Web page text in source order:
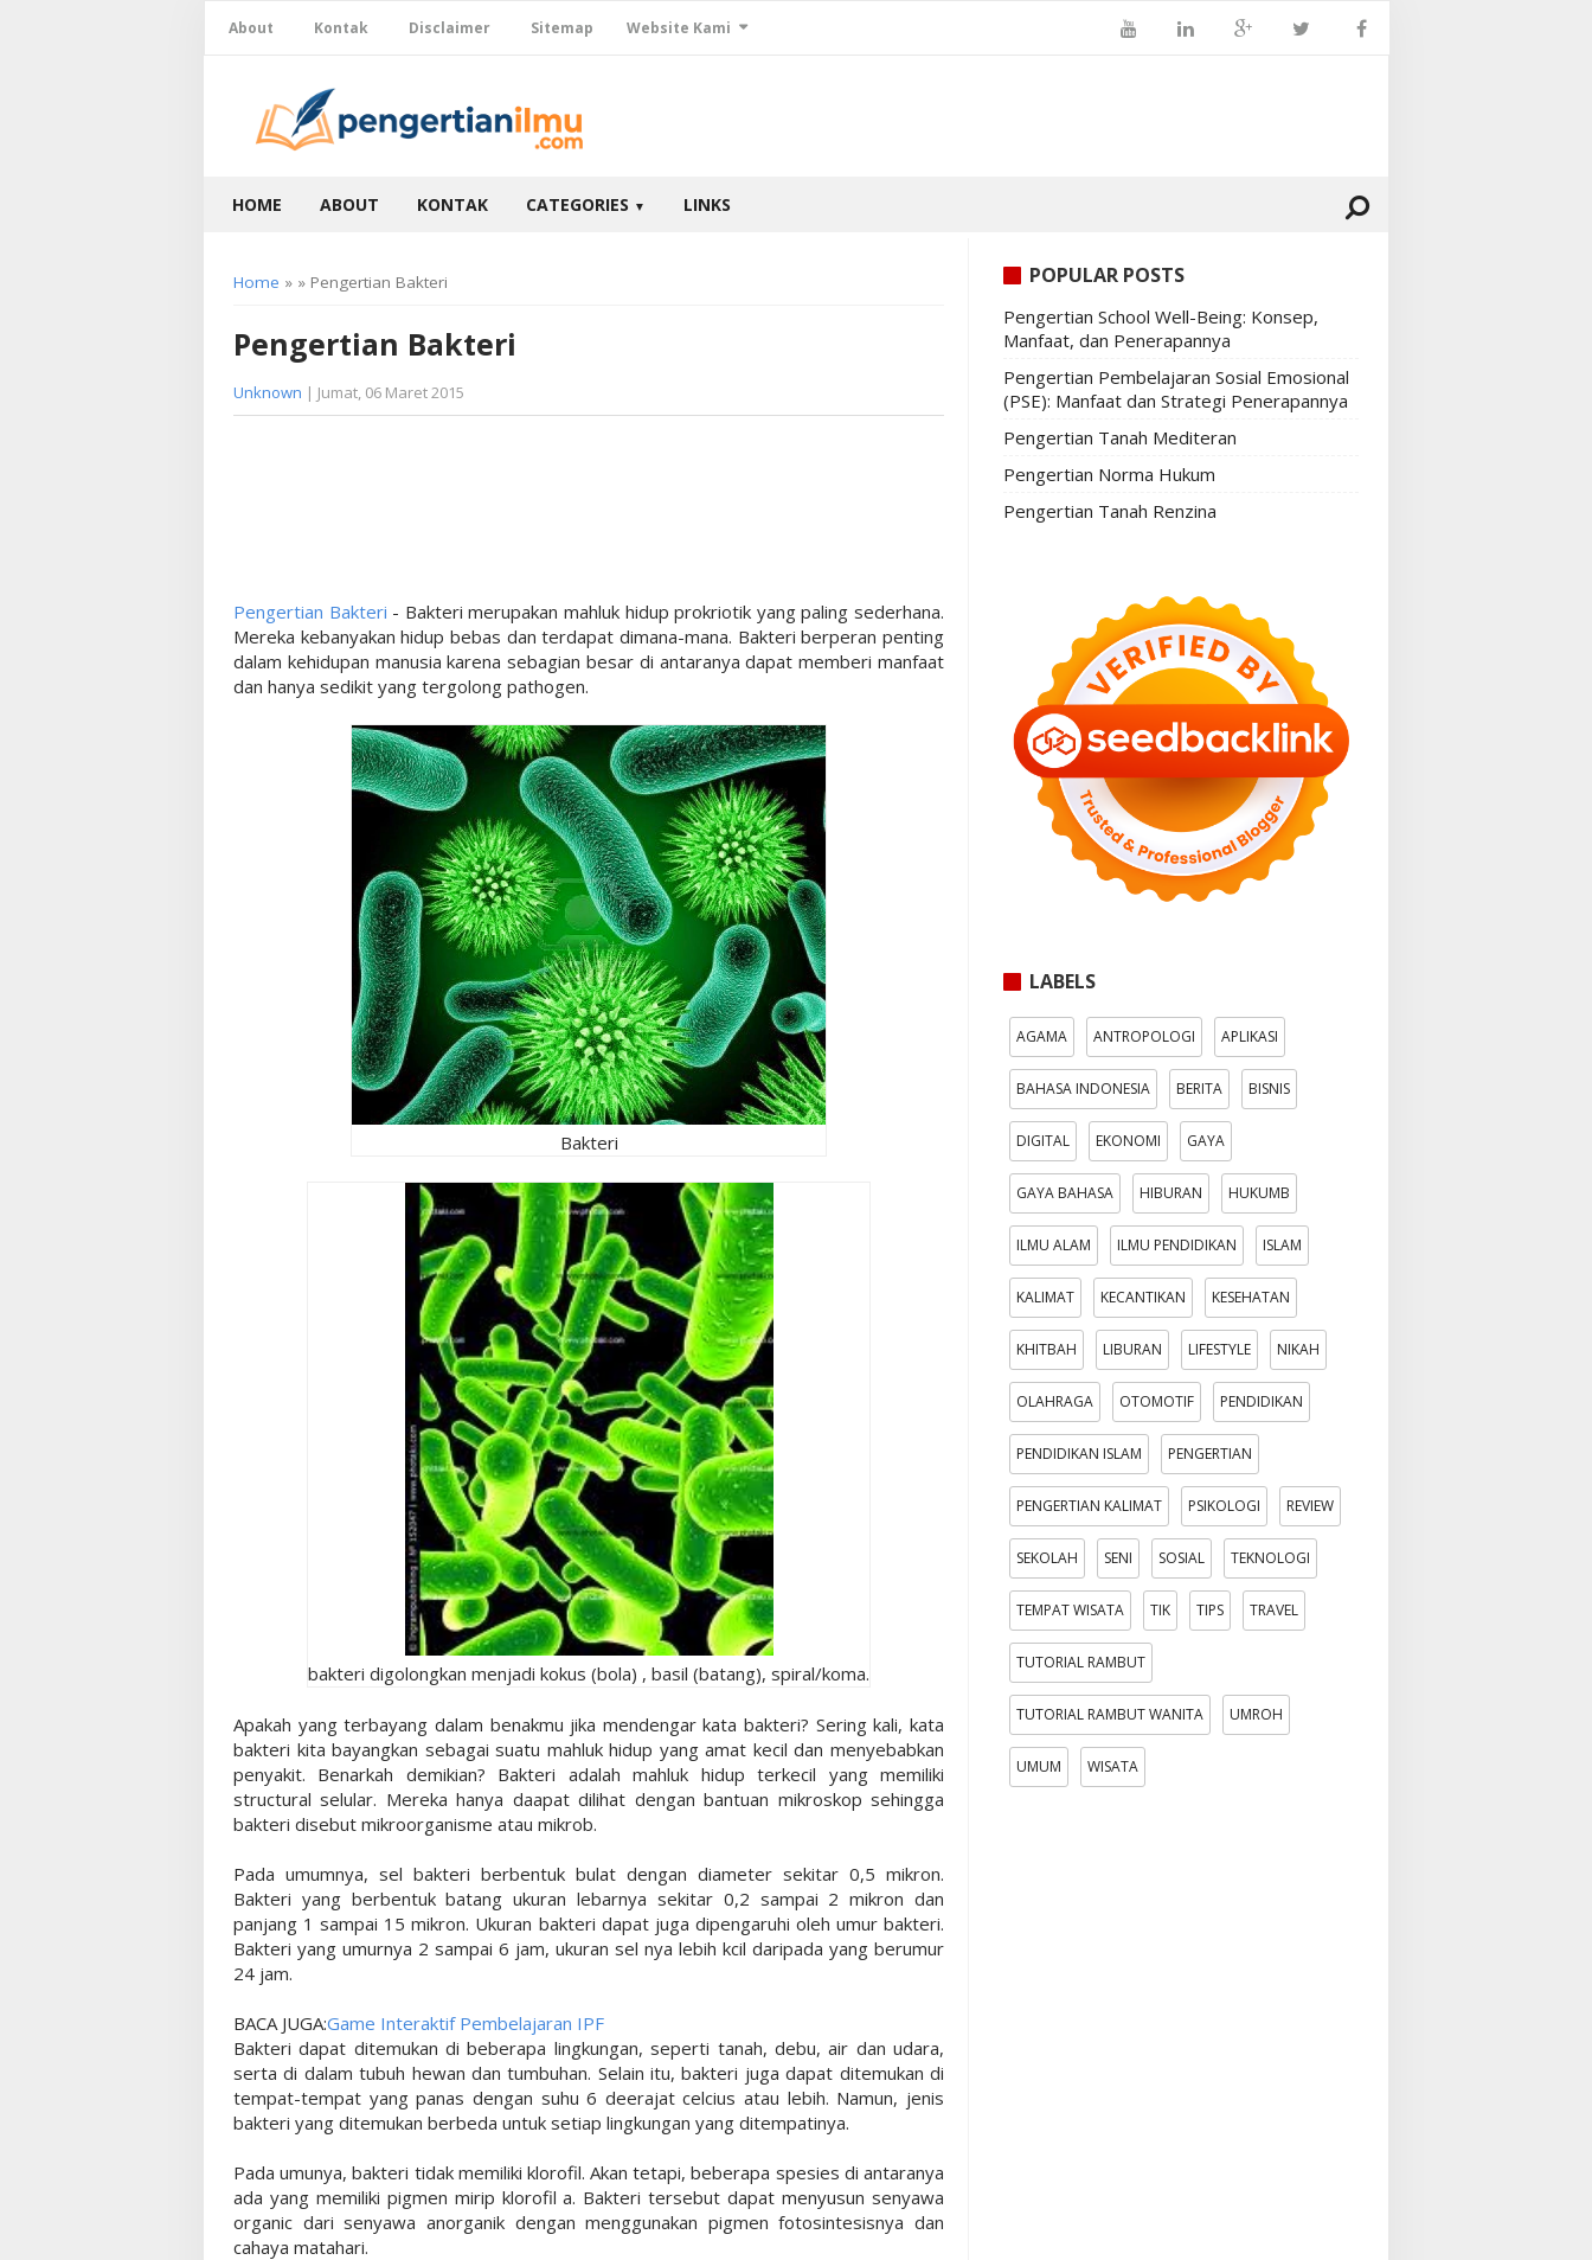
About Kontak Disclaimer Sitemap Website Kami
HOME ABOUT KONTAK CATEGORIES ▼ LINKS
Home » » Pengertian Bakteri
Pengertian Bakteri
Unknown | Jumat, 06 Maret 2015
Pengertian Bakteri - Bakteri merupakan mahluk hidup prokriotik yang paling sederhana.
Mereka kebanyakan hidup bebas dan terdapat dimana-mana. Bakteri berperan penting
dalam kehidupan manusia karena sebagian besar di antaranya dapat memberi manfaat
dan hanya sedikit yang tergolong pathogen.
Bakteri
bakteri digolongkan menjadi kokus (bola) , basil (batang), spiral/koma.
Apakah yang terbayang dalam benakmu jika mendengar kata bakteri? Sering kali, kata
bakteri kita bayangkan sebagai suatu mahluk hidup yang amat kecil dan menyebabkan
penyakit. Benarkah demikian? Bakteri adalah mahluk hidup terkecil yang memiliki
structural selular. Mereka hanya daapat dilihat dengan bantuan mikroskop sehingga
bakteri disebut mikroorganisme atau mikrob.
Pada umumnya, sel bakteri berbentuk bulat dengan diameter sekitar 0,5 mikron.
Bakteri yang berbentuk batang ukuran lebarnya sekitar 0,2 sampai 2 mikron dan
panjang 1 sampai 15 mikron. Ukuran bakteri dapat juga dipengaruhi oleh umur bakteri.
Bakteri yang umurnya 2 sampai 6 jam, ukuran sel nya lebih kcil daripada yang berumur
24 jam.
BACA JUGA:Game Interaktif Pembelajaran IPF
Bakteri dapat ditemukan di beberapa lingkungan, seperti tanah, debu, air dan udara,
serta di dalam tubuh hewan dan tumbuhan. Selain itu, bakteri juga dapat ditemukan di
tempat-tempat yang panas dengan suhu 6 deerajat celcius atau lebih. Namun, jenis
bakteri yang ditemukan berbeda untuk setiap lingkungan yang ditempatinya.
Pada umunya, bakteri tidak memiliki klorofil. Akan tetapi, beberapa spesies di antaranya
ada yang memiliki pigmen mirip klorofil a. Bakteri tersebut dapat menyusun senyawa
organic dari senyawa anorganik dengan menggunakan pigmen fotosintesisnya dan
cahaya matahari.
POPULAR POSTS
Pengertian School Well-Being: Konsep,
Manfaat, dan Penerapannya
Pengertian Pembelajaran Sosial Emosional
(PSE): Manfaat dan Strategi Penerapannya
Pengertian Tanah Mediteran
Pengertian Norma Hukum
Pengertian Tanah Renzina
LABELS
AGAMA ANTROPOLOGI APLIKASI
BAHASA INDONESIA BERITA BISNIS
DIGITAL EKONOMI GAYA
GAYA BAHASA HIBURAN HUKUMB
ILMU ALAM ILMU PENDIDIKAN ISLAM
KALIMAT KECANTIKAN KESEHATAN
KHITBAH LIBURAN LIFESTYLE NIKAH
OLAHRAGA OTOMOTIF PENDIDIKAN
PENDIDIKAN ISLAM PENGERTIAN
PENGERTIAN KALIMAT PSIKOLOGI REVIEW
SEKOLAH SENI SOSIAL TEKNOLOGI
TEMPAT WISATA TIK TIPS TRAVEL
TUTORIAL RAMBUT
TUTORIAL RAMBUT WANITA UMROH
UMUM WISATA